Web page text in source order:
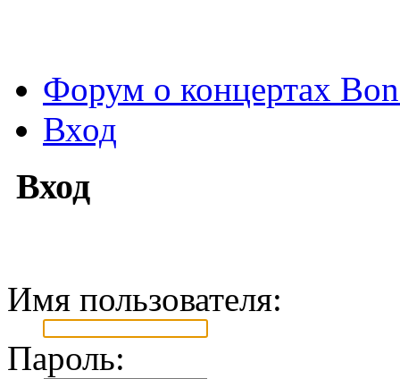
Форум о концертах
Вход
Вход
Имя пользователя:
Пароль: